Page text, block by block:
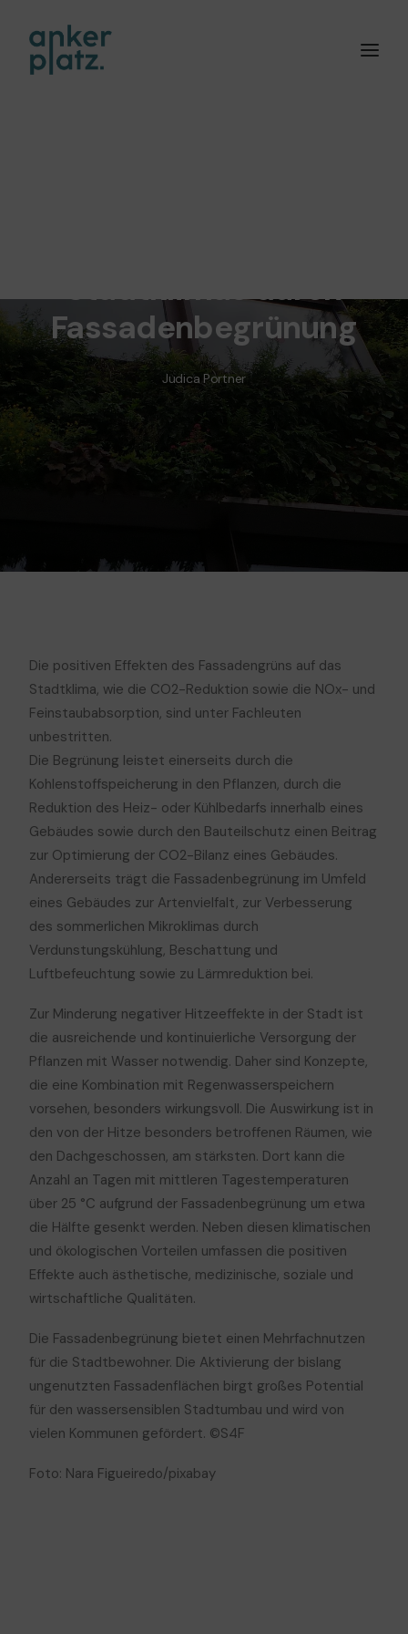
Stadtklimas durch
Fassadenbegrünung
Judica Portner
Die positiven Effekten des Fassadengrüns auf das
Stadtklima, wie die CO2-Reduktion sowie die NOx- und
Feinstaubabsorption, sind unter Fachleuten
unbestritten.
Die Begrünung leistet einerseits durch die
Kohlenstoffspeicherung in den Pflanzen, durch die
Reduktion des Heiz- oder Kühlbedarfs innerhalb eines
Gebäudes sowie durch den Bauteilschutz einen Beitrag
zur Optimierung der CO2-Bilanz eines Gebäudes.
Andererseits trägt die Fassadenbegrünung im Umfeld
eines Gebäudes zur Artenvielfalt, zur Verbesserung
des sommerlichen Mikroklimas durch
Verdunstungskühlung, Beschattung und
Luftbefeuchtung sowie zu Lärmreduktion bei.
Zur Minderung negativer Hitzeeffekte in der Stadt ist
die ausreichende und kontinuierliche Versorgung der
Pflanzen mit Wasser notwendig. Daher sind Konzepte,
die eine Kombination mit Regenwasserspeichern
vorsehen, besonders wirkungsvoll. Die Auswirkung ist in
den von der Hitze besonders betroffenen Räumen, wie
den Dachgeschossen, am stärksten. Dort kann die
Anzahl an Tagen mit mittleren Tagestemperaturen
über 25 °C aufgrund der Fassadenbegrünung um etwa
die Hälfte gesenkt werden. Neben diesen klimatischen
und ökologischen Vorteilen umfassen die positiven
Effekte auch ästhetische, medizinische, soziale und
wirtschaftliche Qualitäten.
Die Fassadenbegrünung bietet einen Mehrfachnutzen
für die Stadtbewohner. Die Aktivierung der bislang
ungenutzten Fassadenflächen birgt großes Potential
für den wassersensiblen Stadtumbau und wird von
vielen Kommunen gefördert. ©S4F
Foto: Nara Figueiredo/pixabay